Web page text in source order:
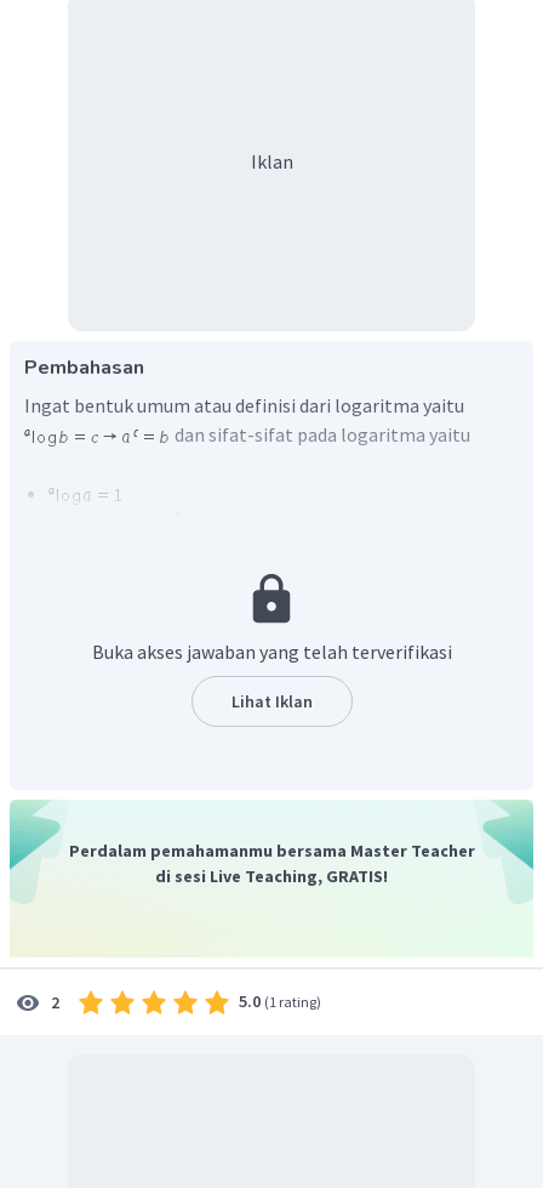
Iklan
Pembahasan
Ingat bentuk umum atau definisi dari logaritma yaitu
dan sifat-sifat pada logaritma yaitu
serta syarat basis pada logaritma
Buka akses jawaban yang telah terverifikasi
Lihat Iklan
Perdalam pemahamanmu bersama Master Teacher
di sesi Live Teaching, GRATIS!
2 5.0 (1 rating)